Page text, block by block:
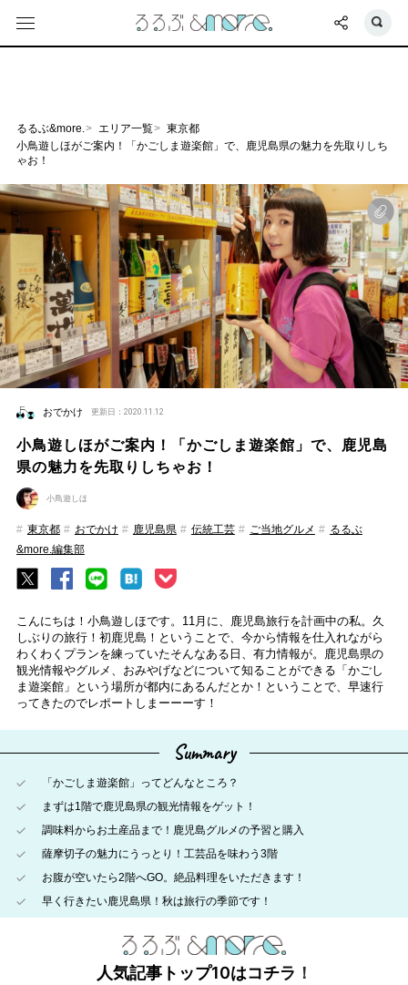
るるぶ&more. エリア一覧
東京都
小鳥遊しほがご案内！「かごしま遊楽館」で、鹿児島県の魅力を先取りしち
ゃお！
おでかけ 更新日：2020.11.12
小鳥遊しほがご案内！「かごしま遊楽館」で、鹿児島
県の魅力を先取りしちゃお！
小鳥遊しほ
東京都 おでかけ 鹿児島県 伝統工芸 ご当地グルメ
るるぶ
&more.編集部
こんにちは！小鳥遊しほです。11月に、鹿児島旅行を計画中の私。久
しぶりの旅行！初鹿児島！ということで、今から情報を仕入れながら
わくわくプランを練っていたそんなある日、有力情報が。鹿児島県の
観光情報やグルメ、おみやげなどについて知ることができる「かごし
ま遊楽館」という場所が都内にあるんだとか！ということで、早速行
ってきたのでレポートしまーーーす！
Summary
「かごしま遊楽館」ってどんなところ？
まずは1階で鹿児島県の観光情報をゲット！
調味料からお土産品まで！鹿児島グルメの予習と購入
薩摩切子の魅力にうっとり！工芸品を味わう3階
お腹が空いたら2階へGO。絶品料理をいただきます！
早く行きたい鹿児島県！秋は旅行の季節です！
人気記事トップ10はコチラ！